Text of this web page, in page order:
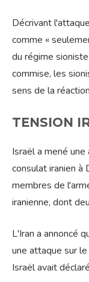
Décrivant
comme «
du régime
commise, les
sens de la
TENSION
Israël a mené
consulat iranien
membres de
iranienne, dont
L'Iran a annoncé
une attaque sur
Israël avait